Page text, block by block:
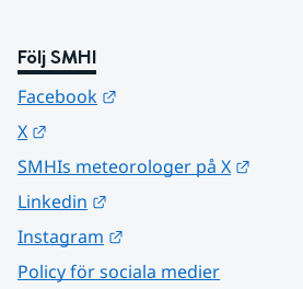
Följ SMHI
Facebook
X
SMHIs meteorologer på X
Linkedin
Instagram
Policy för sociala medier